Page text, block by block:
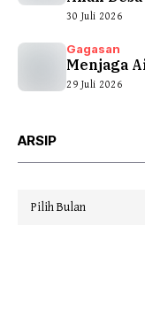
30 Juli 2026
Gagasan
Menjaga
29 Juli 2026
ARSIP
Arsip